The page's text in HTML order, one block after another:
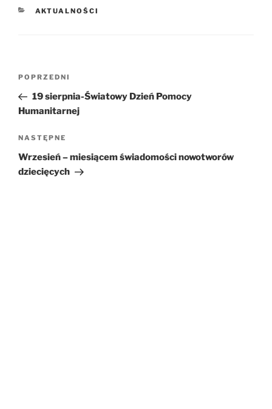
KATEGORIE
AKTUALNOŚCI
wpisu
Poprzedni
wpis
POPRZEDNI
19 sierpnia-Światowy Dzień Pomocy
Humanitarnej
Następny
wpis
NASTĘPNE
Wrzesień – miesiącem świadomości nowotworów
dziecięcych